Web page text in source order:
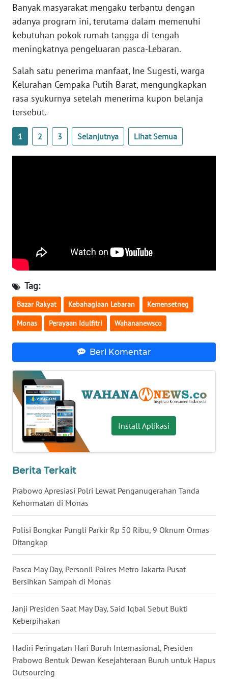
Banyak masyarakat mengaku terbantu dengan
adanya program ini, terutama dalam memenuhi
kebutuhan pokok rumah tangga di tengah
meningkatnya pengeluaran pasca-Lebaran.
Salah satu penerima manfaat, Ine Sugesti, warga
Kelurahan Cempaka Putih Barat, mengungkapkan
rasa syukurnya setelah menerima kupon belanja
tersebut.
1 2 3 Selanjutnya Lihat Semua
Tag:
Bazar Rakyat Kebahagiaan Lebaran Kemensetneg
Monas Perayaan Idulfitri Wahananewsco
Beri Komentar
Install Aplikasi
Berita Terkait
Prabowo Apresiasi Polri Lewat Penganugerahan Tanda
Kehormatan di Monas
Polisi Bongkar Pungli Parkir Rp 50 Ribu, 9 Oknum Ormas
Ditangkap
Pasca May Day, Personil Polres Metro Jakarta Pusat
Bersihkan Sampah di Monas
Janji Presiden Saat May Day, Said Iqbal Sebut Bukti
Keberpihakan
Hadiri Peringatan Hari Buruh Internasional, Presiden
Prabowo Bentuk Dewan Kesejahteraan Buruh untuk Hapus
Outsourcing
WN
BANTEN
NTT
WN
PAPUA
WN
SERAMBI
WN
JAMBI
WN
SULTRA
WN
SULTENG
WN
SULBAR
WN
WN
SUMBAR
WN
SUMSEL
WN
BENGKULU
WN
LAMPUNG
WN
JATENG